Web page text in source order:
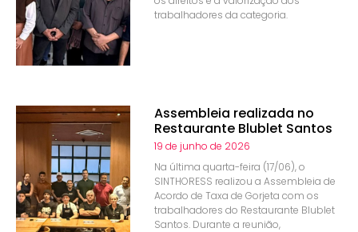
trabalhadores da categoria.
Assembleia realizada no
Restaurante Blublet Santos
19 de junho de 2026
Na última quarta-feira (17/06), o
SINTHORESS realizou a Assembleia de
Acordo de Taxa de Gorjeta com os
trabalhadores do Restaurante Blublet
Santos. Durante a reunião,